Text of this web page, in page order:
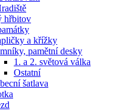
hřbitov
a křížky
pamětní desky
1. a 2. světová válka
Ostatní
šatlava